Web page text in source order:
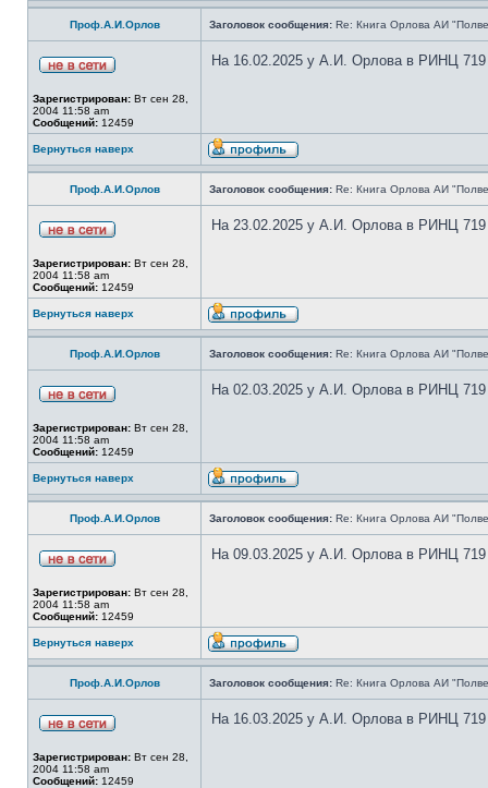
Проф.А.И.Орлов Заголовок сообщения: Re: Книга Орлова АИ
Зарегистрирован: Вт сен 28,
2004 11:58 am
Сообщений: 12459
На 16.02.2025 у А.И. Орлова в РИНЦ 719
Вернуться наверх
Проф.А.И.Орлов Заголовок сообщения: Re: Книга Орлова АИ
Зарегистрирован: Вт сен 28,
2004 11:58 am
Сообщений: 12459
На 23.02.2025 у А.И. Орлова в РИНЦ 719
Вернуться наверх
Проф.А.И.Орлов Заголовок сообщения: Re: Книга Орлова АИ
Зарегистрирован: Вт сен 28,
2004 11:58 am
Сообщений: 12459
На 02.03.2025 у А.И. Орлова в РИНЦ 719
Вернуться наверх
Проф.А.И.Орлов Заголовок сообщения: Re: Книга Орлова АИ
Зарегистрирован: Вт сен 28,
2004 11:58 am
Сообщений: 12459
На 09.03.2025 у А.И. Орлова в РИНЦ 719
Вернуться наверх
Проф.А.И.Орлов Заголовок сообщения: Re: Книга Орлова АИ
Зарегистрирован: Вт сен 28,
2004 11:58 am
Сообщений: 12459
На 16.03.2025 у А.И. Орлова в РИНЦ 719